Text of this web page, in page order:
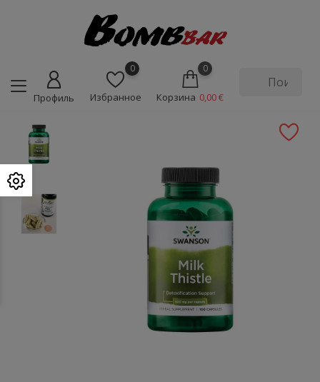
Профиль
0
Избранное
0
Корзина 0,00 €